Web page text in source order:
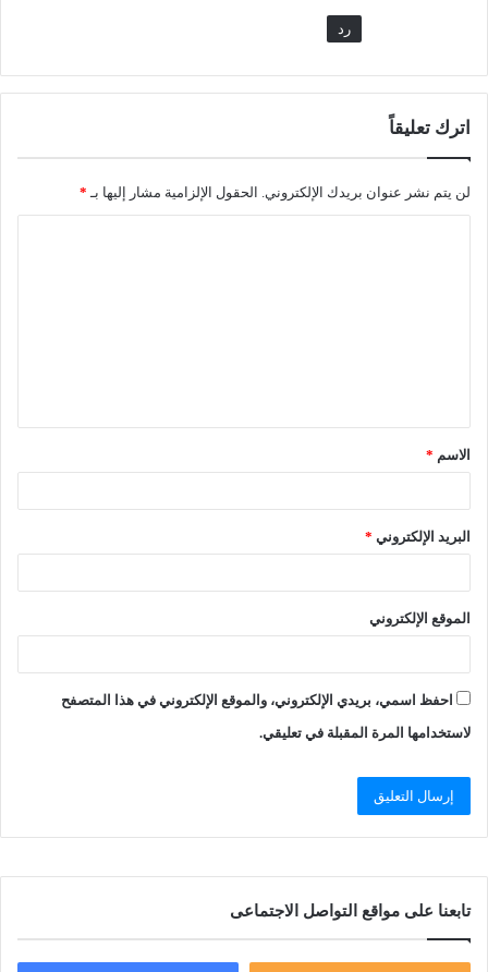
رد
اترك تعليقاً
لن يتم نشر عنوان بريدك الإلكتروني. الحقول الإلزامية مشار إليها بـ *
الاسم *
البريد الإلكتروني *
الموقع الإلكتروني
احفظ اسمي، بريدي الإلكتروني، والموقع الإلكتروني في هذا المتصفح
لاستخدامها المرة المقبلة في تعليقي.
تابعنا على مواقع التواصل الاجتماعى